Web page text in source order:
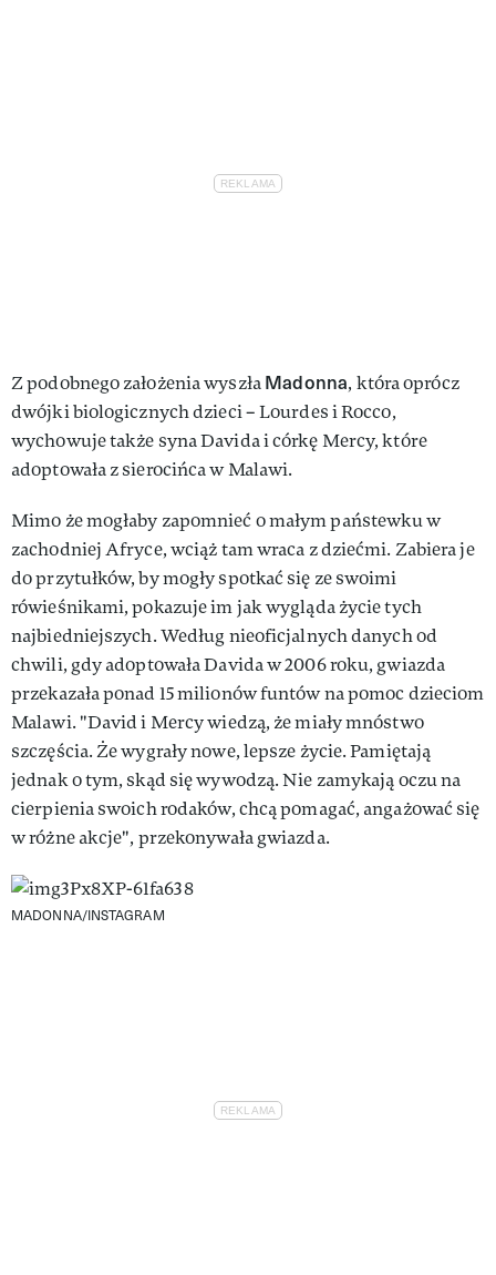
Z podobnego założenia wyszłaMadonna, która oprócz
dwójki biologicznych dzieci – Lourdes i Rocco,
wychowuje także syna Davida i córkę Mercy, które
adoptowała z sierocińca w Malawi.
Mimo że mogłaby zapomnieć o małym państewku w
zachodniej Afryce, wciąż tam wraca z dziećmi. Zabiera je
do przytułków, by mogły spotkać się ze swoimi
rówieśnikami, pokazuje im jak wygląda życie tych
najbiedniejszych. Według nieoficjalnych danych od
chwili, gdy adoptowała Davida w 2006 roku, gwiazda
przekazała ponad 15 milionów funtów na pomoc dzieciom
Malawi. "David i Mercy wiedzą, że miały mnóstwo
szczęścia. Że wygrały nowe, lepsze życie. Pamiętają
jednak o tym, skąd się wywodzą. Nie zamykają oczu na
cierpienia swoich rodaków, chcą pomagać, angażować się
w różne akcje", przekonywała gwiazda.
MADONNA/INSTAGRAM